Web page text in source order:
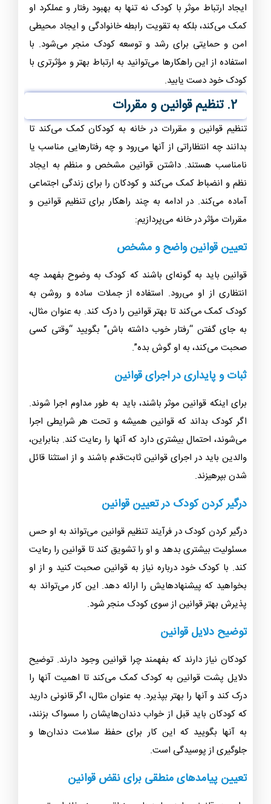
ایجاد ارتباط موثر با کودک نه تنها به بهبود رفتار و عملکرد او
کمک می‌کند، بلکه به تقویت رابطه خانوادگی و ایجاد محیطی
امن و حمایتی برای رشد و توسعه کودک منجر می‌شود. با
استفاده از این راهکارها می‌توانید به ارتباط بهتر و مؤثرتری با
کودک خود دست یابید.
تنظیم قوانین و مقررات در خانه به کودکان کمک می‌کند تا
بدانند چه انتظاراتی از آنها می‌رود و چه رفتارهایی مناسب یا
نامناسب هستند. داشتن قوانین مشخص و منظم به ایجاد
نظم و انضباط کمک می‌کند و کودکان را برای زندگی اجتماعی
آماده می‌کند. در ادامه به چند راهکار برای تنظیم قوانین و
مقررات مؤثر در خانه می‌پردازیم:
تعیین قوانین واضح و مشخص
قوانین باید به گونه‌ای باشند که کودک به وضوح بفهمد چه
انتظاری از او می‌رود. استفاده از جملات ساده و روشن به
کودک کمک می‌کند تا بهتر قوانین را درک کند. به عنوان مثال،
به جای گفتن “رفتار خوب داشته باش” بگویید “وقتی کسی
صحبت می‌کند، به او گوش بده”.
ثبات و پایداری در اجرای قوانین
برای اینکه قوانین موثر باشند، باید به طور مداوم اجرا شوند.
اگر کودک بداند که قوانین همیشه و تحت هر شرایطی اجرا
می‌شوند، احتمال بیشتری دارد که آنها را رعایت کند. بنابراین،
والدین باید در اجرای قوانین ثابت‌قدم باشند و از استثنا قائل
شدن بپرهیزند.
درگیر کردن کودک در تعیین قوانین
درگیر کردن کودک در فرآیند تنظیم قوانین می‌تواند به او حس
مسئولیت بیشتری بدهد و او را تشویق کند تا قوانین را رعایت
کند. با کودک خود درباره نیاز به قوانین صحبت کنید و از او
بخواهید که پیشنهادهایش را ارائه دهد. این کار می‌تواند به
پذیرش بهتر قوانین از سوی کودک منجر شود.
توضیح دلایل قوانین
کودکان نیاز دارند که بفهمند چرا قوانین وجود دارند. توضیح
دلایل پشت قوانین به کودک کمک می‌کند تا اهمیت آنها را
درک کند و آنها را بهتر بپذیرد. به عنوان مثال، اگر قانونی دارید
که کودکان باید قبل از خواب دندان‌هایشان را مسواک بزنند،
به آنها بگویید که این کار برای حفظ سلامت دندان‌ها و
جلوگیری از پوسیدگی است.
تعیین پیامدهای منطقی برای نقض قوانین